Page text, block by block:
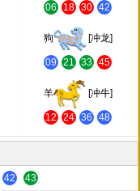
06 18 30 42
狗 [冲龙]
09 21 33 45
羊 [冲牛]
12 24 36 48
42 43